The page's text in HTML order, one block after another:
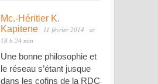
Mc.-Héritier K.
Kapitene
11 février 2014
at
18 h 24 min
Une bonne philosophie et
le réseau s’étant jusque
dans les cofins de la RDC